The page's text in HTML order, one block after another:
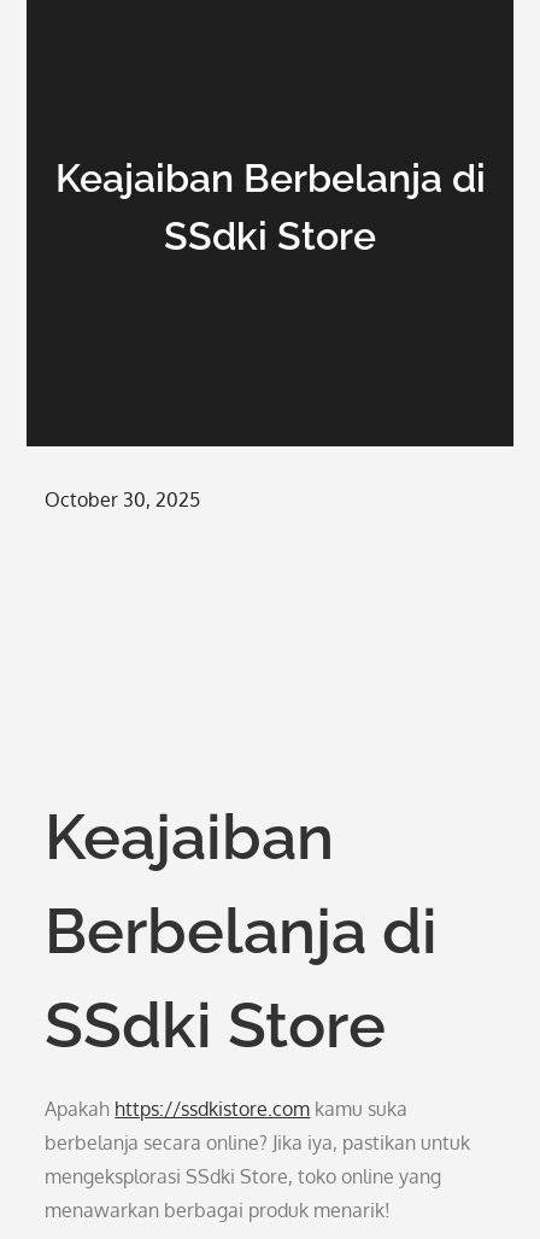
Keajaiban Berbelanja di
SSdki Store
Posted
October 30, 2025
Keajaiban
Berbelanja di
SSdki Store
Apakah https://ssdkistore.com kamu suka
berbelanja secara online? Jika iya, pastikan untuk
mengeksplorasi SSdki Store, toko online yang
menawarkan berbagai produk menarik!